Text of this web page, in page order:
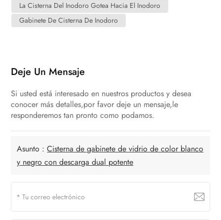
La Cisterna Del Inodoro Gotea Hacia El Inodoro
Gabinete De Cisterna De Inodoro
Deje Un Mensaje
Si usted está interesado en nuestros productos y desea
conocer más detalles,por favor deje un mensaje,le
responderemos tan pronto como podamos.
Asunto :Cisterna de gabinete de vidrio de color blanco
y negro con descarga dual potente